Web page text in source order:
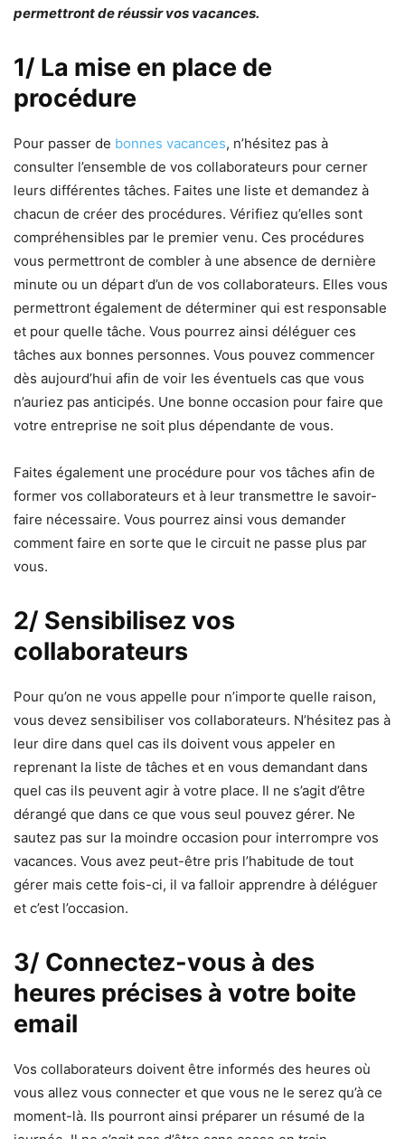
permettront de réussir vos vacances.
1/ La mise en place de
procédure
Pour passer de bonnes vacances, n’hésitez pas à
consulter l’ensemble de vos collaborateurs pour cerner
leurs différentes tâches. Faites une liste et demandez à
chacun de créer des procédures. Vérifiez qu’elles sont
compréhensibles par le premier venu. Ces procédures
vous permettront de combler à une absence de dernière
minute ou un départ d’un de vos collaborateurs. Elles vous
permettront également de déterminer qui est responsable
et pour quelle tâche. Vous pourrez ainsi déléguer ces
tâches aux bonnes personnes. Vous pouvez commencer
dès aujourd’hui afin de voir les éventuels cas que vous
n’auriez pas anticipés. Une bonne occasion pour faire que
votre entreprise ne soit plus dépendante de vous.
Faites également une procédure pour vos tâches afin de
former vos collaborateurs et à leur transmettre le savoir-
faire nécessaire. Vous pourrez ainsi vous demander
comment faire en sorte que le circuit ne passe plus par
vous.
2/ Sensibilisez vos
collaborateurs
Pour qu’on ne vous appelle pour n’importe quelle raison,
vous devez sensibiliser vos collaborateurs. N’hésitez pas à
leur dire dans quel cas ils doivent vous appeler en
reprenant la liste de tâches et en vous demandant dans
quel cas ils peuvent agir à votre place. Il ne s’agit d’être
dérangé que dans ce que vous seul pouvez gérer. Ne
sautez pas sur la moindre occasion pour interrompre vos
vacances. Vous avez peut-être pris l’habitude de tout
gérer mais cette fois-ci, il va falloir apprendre à déléguer
et c’est l’occasion.
3/ Connectez-vous à des
heures précises à votre boite
email
Vos collaborateurs doivent être informés des heures où
vous allez vous connecter et que vous ne le serez qu’à ce
moment-là. Ils pourront ainsi préparer un résumé de la